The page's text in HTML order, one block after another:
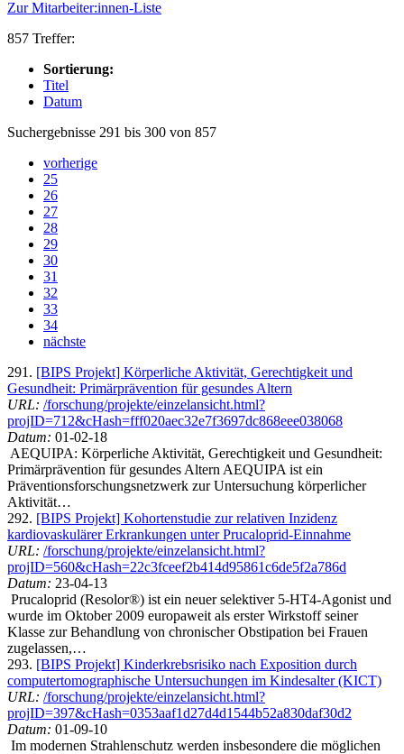
Zur Mitarbeiter:innen-Liste
857 Treffer:
Sortierung:
Titel
Datum
Suchergebnisse 291 bis 300 von 857
vorherige
25
26
27
28
29
30
31
32
33
34
nächste
291. [BIPS Projekt] Körperliche Aktivität, Gerechtigkeit und
Gesundheit: Primärprävention für gesundes Altern
URL: /forschung/projekte/einzelansicht.html?
projID=712&cHash=fff020aec32e7f3697dc868eee038068
Datum: 01-02-18
AEQUIPA: Körperliche Aktivität, Gerechtigkeit und Gesundheit:
Primärprävention für gesundes Altern AEQUIPA ist ein
Präventionsforschungsnetzwerk zur Untersuchung körperlicher
Aktivität…
292. [BIPS Projekt] Kohortenstudie zur relativen Inzidenz
kardiovaskulärer Erkrankungen unter Prucaloprid-Einnahme
URL: /forschung/projekte/einzelansicht.html?
projID=560&cHash=22c3fceef2b414d95861c6de5f2a786d
Datum: 23-04-13
Prucaloprid (Resolor®) ist ein neuer selektiver 5-HT4-Agonist und
wurde im Oktober 2009 europaweit als erster Wirkstoff seiner
Klasse zur Behandlung von chronischer Obstipation bei Frauen
zugelassen,…
293. [BIPS Projekt] Kinderkrebsrisiko nach Exposition durch
computertomographische Untersuchungen im Kindesalter (KICT)
URL: /forschung/projekte/einzelansicht.html?
projID=397&cHash=0353aaf1d27d4d1544b52a830daf30d2
Datum: 01-09-10
Im modernen Strahlenschutz werden insbesondere die möglichen